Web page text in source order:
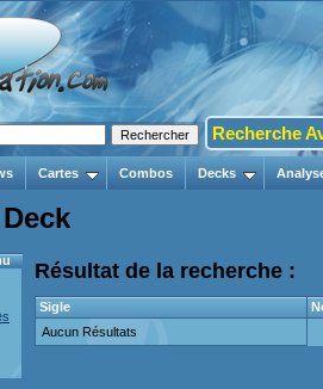
Recherche
Cartes Combos Decks
Résultat de la recherche :
Sigle
Aucun Résultats